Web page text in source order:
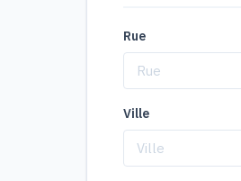
Rue
Ville